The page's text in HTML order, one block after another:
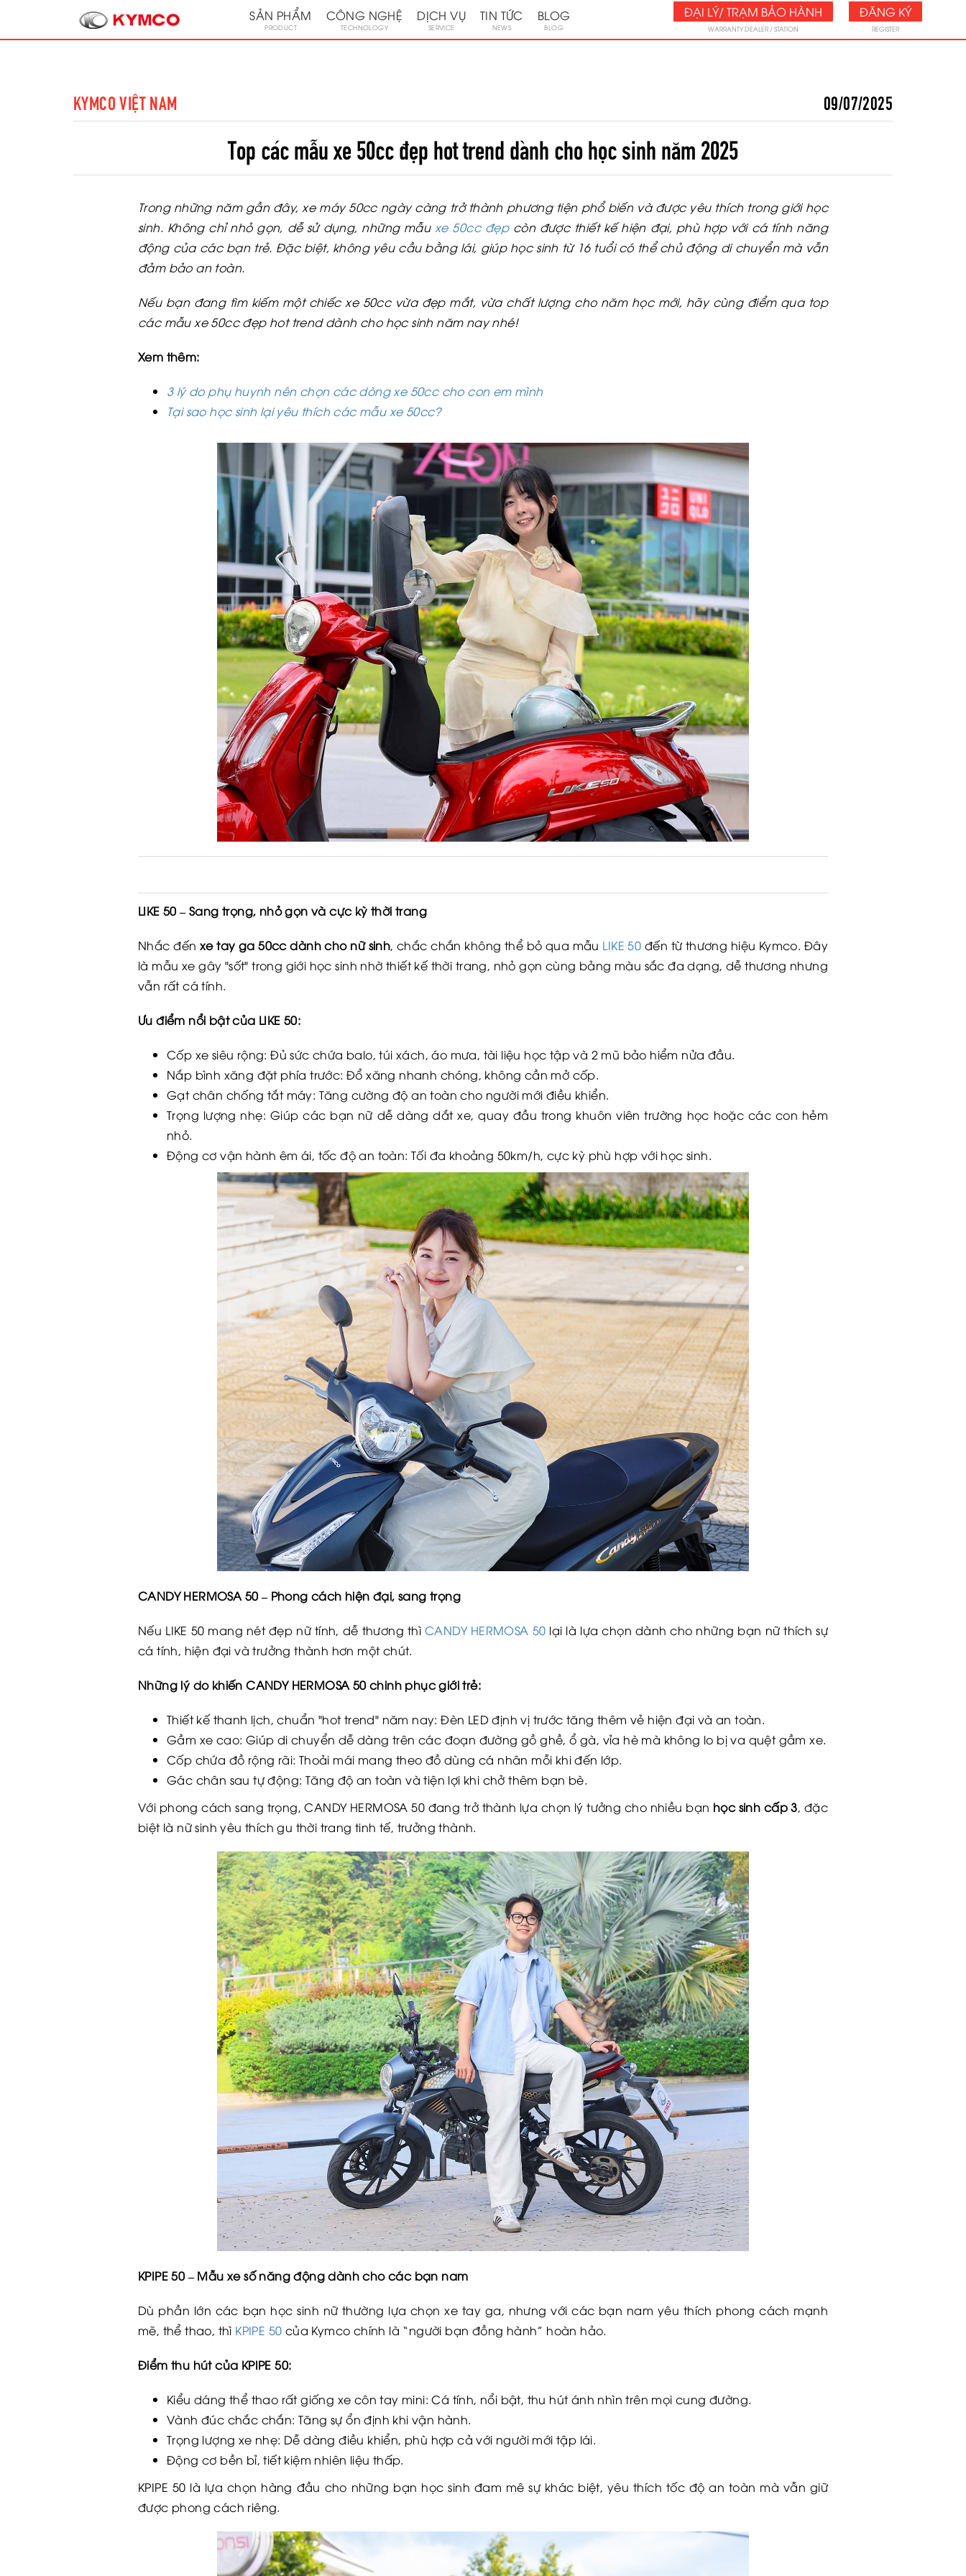
SẢN PHẨM
PRODUCT
CÔNG NGHỆ
TECHNOLOGY
DỊCH VỤ
SERVICE
TIN TỨC
NEWS
BLOG
BLOG
ĐẠI LÝ/ TRẠM BẢO HÀNH
WARRANTY DEALER / STATION
ĐĂNG KÝ
REGISTER
KYMCO VIỆT NAM 09/07/2025
Top các mẫu xe 50cc đẹp hot trend dành cho học sinh năm 2025
Trong những năm gần đây, xe máy 50cc ngày càng trở thành phương tiện phổ biến và được yêu thích trong giới học
sinh. Không chỉ nhỏ gọn, dễ sử dụng, những mẫu xe 50cc đẹpcòn được thiết kế hiện đại, phù hợp với cá tính năng
động của các bạn trẻ. Đặc biệt, không yêu cầu bằng lái, giúp học sinh từ 16 tuổi có thể chủ động di chuyển mà vẫn
đảm bảo an toàn.
Nếu bạn đang tìm kiếm một chiếc xe 50cc vừa đẹp mắt, vừa chất lượng cho năm học mới, hãy cùng điểm qua top
các mẫu xe 50cc đẹp hot trend dành cho học sinh năm nay nhé!
Xem thêm:
3 lý do phụ huynh nên chọn các dòng xe 50cc cho con em mình
Tại sao học sinh lại yêu thích các mẫu xe 50cc?
LIKE 50 – Sang trọng, nhỏ gọn và cực kỳ thời trang
Nhắc đến xe tay ga 50cc dành cho nữ sinh, chắc chắn không thể bỏ qua mẫu LIKE 50 đến từ thương hiệu Kymco. Đây
là mẫu xe gây "sốt" trong giới học sinh nhờ thiết kế thời trang, nhỏ gọn cùng bảng màu sắc đa dạng, dễ thương nhưng
vẫn rất cá tính.
Ưu điểm nổi bật của LIKE 50:
Cốp xe siêu rộng: Đủ sức chứa balo, túi xách, áo mưa, tài liệu học tập và 2 mũ bảo hiểm nửa đầu.
Nắp bình xăng đặt phía trước: Đổ xăng nhanh chóng, không cần mở cốp.
Gạt chân chống tắt máy: Tăng cường độ an toàn cho người mới điều khiển.
Trọng lượng nhẹ: Giúp các bạn nữ dễ dàng dắt xe, quay đầu trong khuôn viên trường học hoặc các con hẻm
nhỏ.
Động cơ vận hành êm ái, tốc độ an toàn: Tối đa khoảng 50km/h, cực kỳ phù hợp với học sinh.
CANDY HERMOSA 50 – Phong cách hiện đại, sang trọng
Nếu LIKE 50 mang nét đẹp nữ tính, dễ thương thì CANDY HERMOSA 50 lại là lựa chọn dành cho những bạn nữ thích sự
cá tính, hiện đại và trưởng thành hơn một chút.
Những lý do khiến CANDY HERMOSA 50 chinh phục giới trẻ:
Thiết kế thanh lịch, chuẩn "hot trend" năm nay: Đèn LED định vị trước tăng thêm vẻ hiện đại và an toàn.
Gầm xe cao: Giúp di chuyển dễ dàng trên các đoạn đường gồ ghề, ổ gà, vỉa hè mà không lo bị va quệt gầm xe.
Cốp chứa đồ rộng rãi: Thoải mái mang theo đồ dùng cá nhân mỗi khi đến lớp.
Gác chân sau tự động: Tăng độ an toàn và tiện lợi khi chở thêm bạn bè.
Với phong cách sang trọng, CANDY HERMOSA 50 đang trở thành lựa chọn lý tưởng cho nhiều bạn học sinh cấp 3, đặc
biệt là nữ sinh yêu thích gu thời trang tinh tế, trưởng thành.
KPIPE 50 – Mẫu xe số năng động dành cho các bạn nam
Dù phần lớn các bạn học sinh nữ thường lựa chọn xe tay ga, nhưng với các bạn nam yêu thích phong cách mạnh
mẽ, thể thao, thì KPIPE 50 của Kymco chính là “người bạn đồng hành” hoàn hảo.
Điểm thu hút của KPIPE 50:
Kiểu dáng thể thao rất giống xe côn tay mini: Cá tính, nổi bật, thu hút ánh nhìn trên mọi cung đường.
Vành đúc chắc chắn: Tăng sự ổn định khi vận hành.
Trọng lượng xe nhẹ: Dễ dàng điều khiển, phù hợp cả với người mới tập lái.
Động cơ bền bỉ, tiết kiệm nhiên liệu thấp.
KPIPE 50 là lựa chọn hàng đầu cho những bạn học sinh đam mê sự khác biệt, yêu thích tốc độ an toàn mà vẫn giữ
được phong cách riêng.